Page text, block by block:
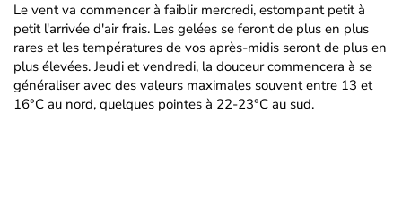
Le vent va commencer à faiblir mercredi, estompant petit à
petit l'arrivée d'air frais. Les gelées se feront de plus en plus
rares et les températures de vos après-midis seront de plus en
plus élevées. Jeudi et vendredi, la douceur commencera à se
généraliser avec des valeurs maximales souvent entre 13 et
16°C au nord, quelques pointes à 22-23°C au sud.